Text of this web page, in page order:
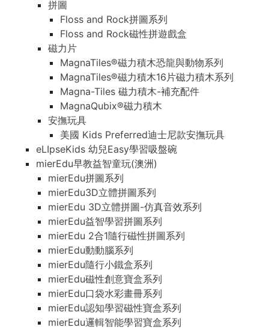
拼圖
Floss and Rock拼圖系列
Floss and Rock磁性拼遊戲盒
磁力片
MagnaTiles®磁力積木恐龍與動物系列
MagnaTiles®磁力積木16片磁力積木系列
Magna-Tiles 磁力積木-補充配件
MagnaQubix®磁力積木
安撫玩具
美國 Kids Preferred迪士尼款安撫玩具
eLIpseKids 幼兒Easy學習吸盤碗
mierEdu早教益智童玩(澳洲)
mierEdu拼圖系列
mierEdu3D立體拼圖系列
mierEdu 3D立體拼圖-仿真音效系列
mierEdu益智學習拼圖系列
mierEdu 2合1隨行磁性拼圖系列
mierEdu動動腦系列
mierEdu隨行小鐵盒系列
mierEdu磁性創意寶盒系列
mierEdu口袋水彩畫冊系列
mierEdu認知學習磁性寶盒系列
mierEdu邏輯智能學習寶盒系列